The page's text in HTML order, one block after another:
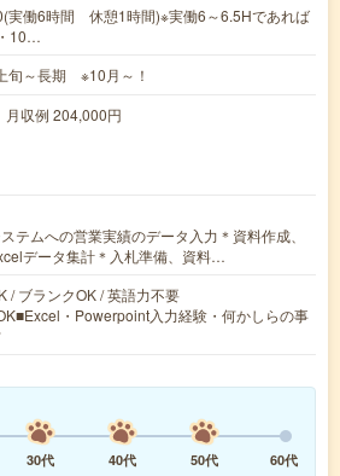
実働6時間 休憩1時間)※実働6～6.5Hであれば
10…
旬～長期 ※10月～！
収例 204,000円
テムへの営業実績のデータ入力＊資料作成、
データ集計＊入札準備、資料…
/ ブランクOK / 英語力不要
・Powerpoint入力経験・何かしらの事
30代 40代 50代
60代